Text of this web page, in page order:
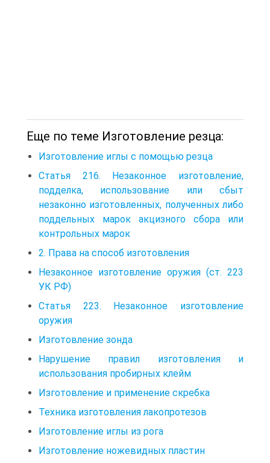
Еще по теме Изготовление резца:
Изготовление иглы с помощью резца
Статья 216. Незаконное изготовление,
подделка, использование или сбыт
незаконно изготовленных, полученных либо
поддельных марок акцизного сбора или
контрольных марок
2. Права на способ изготовления
Незаконное изготовление оружия (ст. 223
УК РФ)
Статья 223. Незаконное изготовление
оружия
Изготовление зонда
Нарушение правил изготовления и
использования пробирных клейм
Изготовление и применение скребка
Техника изготовления лакопротезов
Изготовление иглы из рога
Изготовление ножевидных пластин